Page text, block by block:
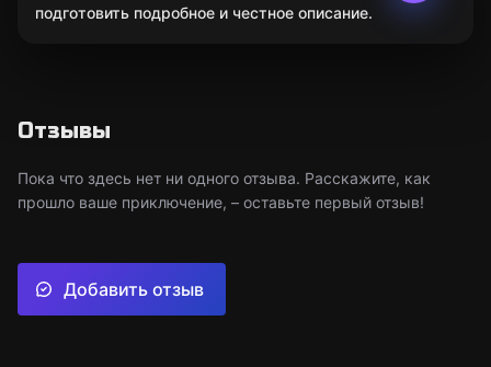
подготовить подробное и честное описание.
Отзывы
Пока что здесь нет ни одного отзыва. Расскажите, как
прошло ваше приключение, – оставьте первый отзыв!
Добавить отзыв